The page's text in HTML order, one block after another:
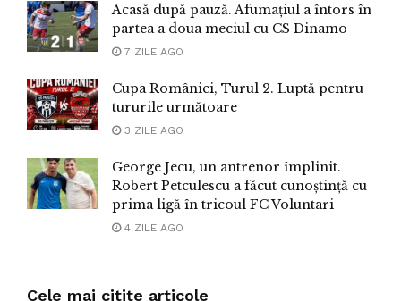
Acasă după pauză. Afumațiul a întors în
partea a doua meciul cu CS Dinamo
7 ZILE AGO
Cupa României, Turul 2. Luptă pentru
tururile următoare
3 ZILE AGO
George Jecu, un antrenor împlinit.
Robert Petculescu a făcut cunoștință cu
prima ligă în tricoul FC Voluntari
4 ZILE AGO
Cele mai citite articole